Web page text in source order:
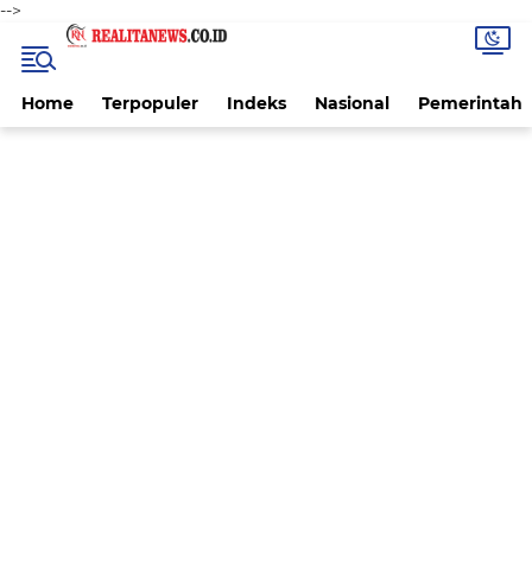
-->
Home Terpopuler Indeks Nasional Pemerintah